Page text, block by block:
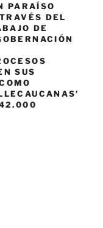
PARAÍSO
DEL
DE
SUS